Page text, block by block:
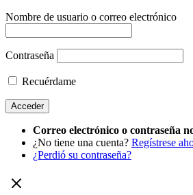
Nombre de usuario o correo electrónico
Contraseña
Recuérdame
Correo electrónico o contraseña
¿No tiene una cuenta? Regístrese
¿Perdió su contraseña?